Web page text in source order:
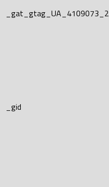
_gat_gtag_UA_4109073_2
_gid